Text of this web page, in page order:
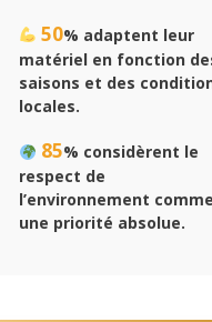
50% adaptent leur
matériel en fonction
saisons et des
locales.
85% considèrent le
respect de
l’environnement comme
une priorité absolue.